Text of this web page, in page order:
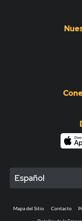
Español
Mapa del Sitio Contacto